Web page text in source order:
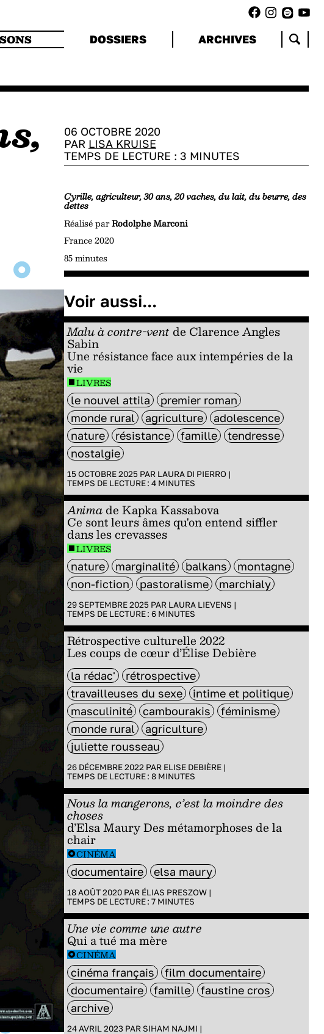
SONS DOSSIERS ARCHIVES
06 OCTOBRE 2020
PAR LISA KRUISE
TEMPS DE LECTURE : 3 MINUTES
Cyrille, agriculteur, 30 ans, 20 vaches, du lait, du beurre, des
dettes
Réalisé parRodolphe Marconi
France 2020
85 minutes
Voir aussi...
Malu à contre-vent de Clarence Angles
Sabin
Une résistance face aux intempéries de la
vie
LIVRES
le nouvel attila
premier roman
monde rural
agriculture
adolescence
nature
résistance famille
tendresse
nostalgie
15 OCTOBRE 2025 PAR LAURA DI PIERRO|
TEMPS DE LECTURE : 4MINUTES
Animade Kapka Kassabova
Ce sont leurs âmes qu'on entend siffler
dans les crevasses
LIVRES
nature marginalité balkans
montagne
non-fiction
pastoralisme marchialy
29 SEPTEMBRE 2025 PAR LAURA LIEVENS |
TEMPS DE LECTURE : 6MINUTES
Rétrospective culturelle 2022
Les coups de cœur d’Élise Debière
la rédac'
rétrospective
travailleuses du sexe
intime et politique
masculinité
cambourakis
féminisme
monde rural
agriculture
juliette rousseau
26 DÉCEMBRE 2022 PAR ELISE DEBIÈRE|
TEMPS DE LECTURE : 8MINUTES
Nous la mangerons, c’est la moindre des
choses
d’Elsa Maury Des métamorphoses de la
chair
CINÉMA
documentaire elsa maury
18 AOÛT 2020 PAR ÉLIAS PRESZOW|
TEMPS DE LECTURE : 7MINUTES
Une vie comme une autre
Qui a tué ma mère
CINÉMA
cinéma français
film documentaire
documentaire
famille
faustine cros
archive
24 AVRIL 2023 PAR SIHAM NAJMI |